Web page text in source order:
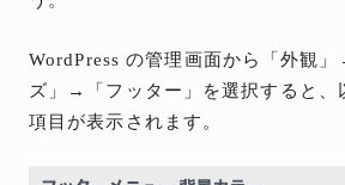
WordPress の管理画面から「外観
ズ」→「フッター」を選択すると、
項目が表示されます。